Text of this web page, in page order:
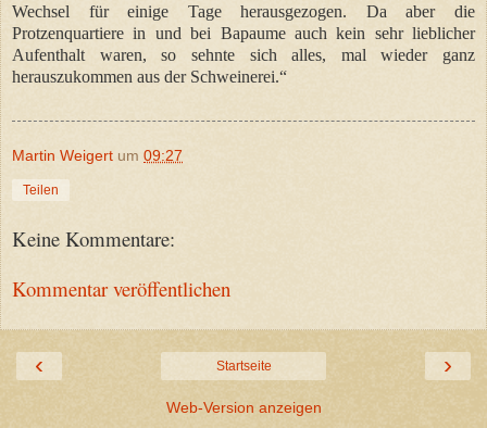
Wechsel für einige Tage herausgezogen. Da aber die
Protzenquartiere in und bei Bapaume auch kein sehr lieblicher
Aufenthalt waren, so sehnte sich alles, mal wieder ganz
herauszukommen aus der Schweinerei.“
Martin Weigert um 09:27
Teilen
Keine Kommentare:
Kommentar veröffentlichen
‹ ›
Startseite
Web-Version anzeigen